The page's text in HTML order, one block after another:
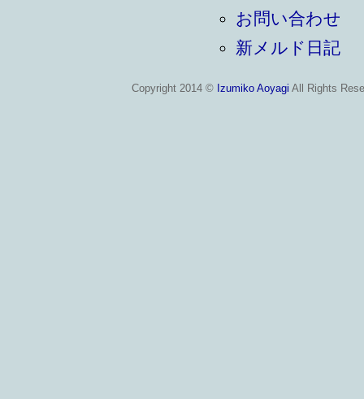
お問い合わせ
新メルド日記
Copyright 2014 © Izumiko Aoyagi All Rights